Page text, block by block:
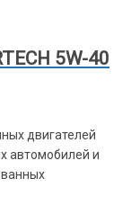
5W-40
двигателей
автомобилей и